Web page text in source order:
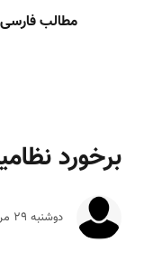
مطالب فارسی
برخورد
دوشنبه ۲۹ مرداد ۱۳۸۶